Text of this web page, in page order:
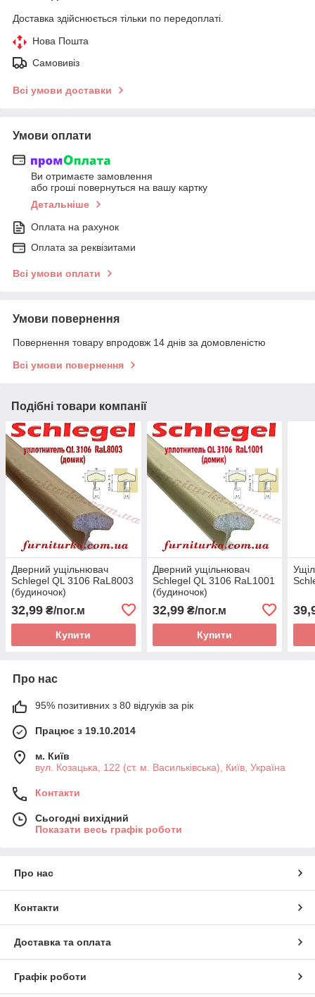
Доставка здійснюється тільки по передоплаті.
Нова Пошта
Самовивіз
Всі умови доставки
Умови оплати
Ви отримаєте замовлення
або гроші повернуться на вашу картку
Детальніше
Оплата на рахунок
Оплата за реквізитами
Всі умови оплати
Умови повернення
Повернення товару впродовж 14 днів за домовленістю
Всі умови повернення
Подібні товари компанії
Дверний ущільнювач
Schlegel QL 3106 RaL8003
(будиночок)
32,99 ₴/пог.м
Купити
Дверний ущільнювач
Schlegel QL 3106 RaL1001
(будиночок)
32,99₴/пог.м
Купити
Про нас
95% позитивних з 80 відгуків за рік
Працює з 19.10.2014
м. Київ
вул. Козацька, 122 (ст. м. Васильківська), Київ, Україна
Контакти
Сьогодні вихідний
Показати весь графік роботи
Про нас
Контакти
Доставка та оплата
Графік роботи